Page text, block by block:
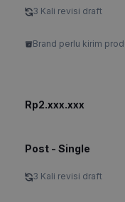
3 Kali revisi draft
Brand perlu kirim
Rp2.xxx.xxx
Post - Single
3 Kali revisi draft